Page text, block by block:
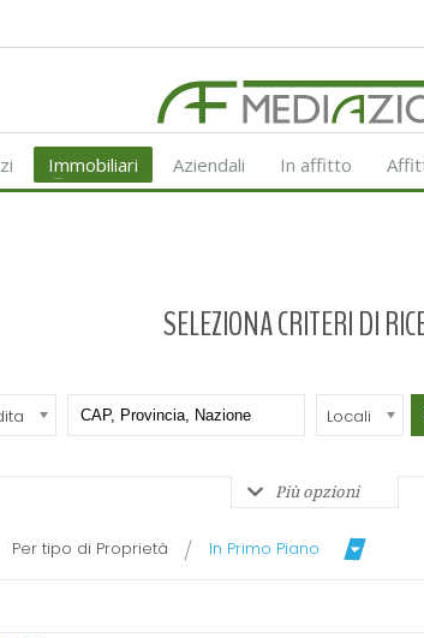
Immobiliari Aziendali In affitto
SELEZIONA CRITERI DI
Locali
Più opzioni
Per tipo di Proprietà In Primo Piano